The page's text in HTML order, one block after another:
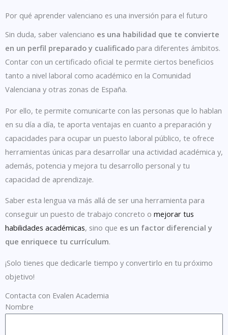
Por qué aprender valenciano es una inversión para el futuro
Sin duda, saber valenciano es una habilidad que te convierte
en un perfil preparado y cualificado para diferentes ámbitos.
Contar con un certificado oficial te permite ciertos beneficios
tanto a nivel laboral como académico en la Comunidad
Valenciana y otras zonas de España.
Por ello, te permite comunicarte con las personas que lo hablan
en su día a día, te aporta ventajas en cuanto a preparación y
capacidades para ocupar un puesto laboral público, te ofrece
herramientas únicas para desarrollar una actividad académica y,
además, potencia y mejora tu desarrollo personal y tu
capacidad de aprendizaje.
Saber esta lengua va más allá de ser una herramienta para
conseguir un puesto de trabajo concreto o mejorar tus
habilidades académicas, sino que es un factor diferencial y
que enriquece tu currículum.
¡Solo tienes que dedicarle tiempo y convertirlo en tu próximo
objetivo!
Contacta con Evalen Academia
Nombre